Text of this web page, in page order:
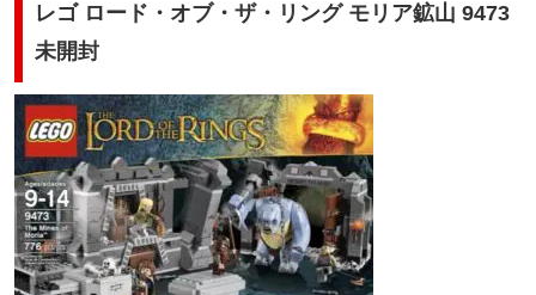
レゴ ロード・オブ・ザ・リング モリア鉱山 9473
未開封